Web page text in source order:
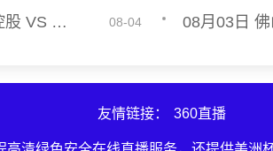
08月03日 佛山西甲足球联赛32强淘汰赛 大塘控股 VS 茂名市点都得 全场录像 08-04
友情链接： 360直播